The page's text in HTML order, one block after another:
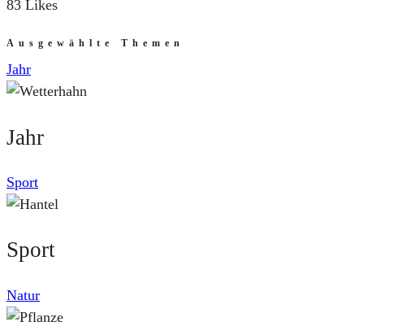
83 Likes
Ausgewählte Themen
Jahr
Jahr
Sport
Sport
Natur